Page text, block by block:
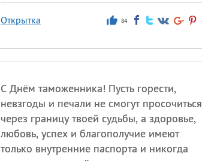
Открытка 84
С Днём таможенника! Пусть горести,
невзгоды и печали не смогут просочиться
через границу твоей судьбы, а здоровье,
любовь, успех и благополучие имеют
только внутренние паспорта и никогда